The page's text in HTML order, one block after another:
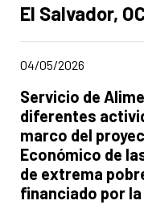
Ad section:
El Salvador,
Date of publication of
04/05/2026
Title of the
Servicio de
diferentes
marco del
Económico de
de extrema
financiado por la